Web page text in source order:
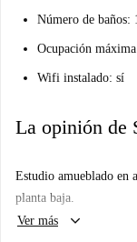
Número de baños:
Ocupación
Wifi instalado: sí
La opinión de
Estudio amueblado en
planta baja.
Ver más
keyboard_arrow_down